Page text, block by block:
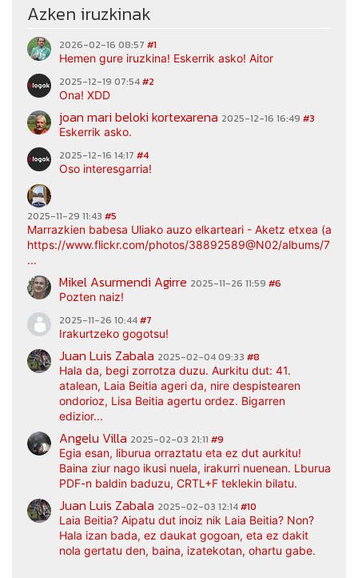
Azken iruzkinak
2026-02-16 08:57 #1
Hemen gure iruzkina! Eskerrik asko! Aitor
2025-12-19 07:54#2
Ona! XDD
joan mari beloki kortexarena 2025-12-16 16:49 #3
Eskerrik asko.
2025-12-16 14:17 #4
Oso interesgarria!
2025-11-29 11:43 #5
Marrazkien babesa Uliako auzo elkarteari - Aketz etxea
https://www.flickr.com/photos/38892589@N02/albums/
...
Mikel Asurmendi Agirre 2025-11-26 11:59 #6
Pozten naiz!
2025-11-26 10:44#7
Irakurtzeko gogotsu!
Juan Luis Zabala 2025-02-04 09:33 #8
Hala da, begi zorrotza duzu. Aurkitu dut: 41.
atalean, Laia Beitia ageri da, nire despistearen
ondorioz, Lisa Beitia agertu ordez. Bigarren
edizior...
Angelu Villa 2025-02-03 21:11 #9
Egia esan, liburua orraztatu eta ez dut aurkitu!
Baina ziur nago ikusi nuela, irakurri nuenean. Lburua
PDF-n baldin baduzu, CRTL+F teklekin bilatu.
Juan Luis Zabala 2025-02-03 12:14#10
Laia Beitia? Aipatu dut inoiz nik Laia Beitia? Non?
Hala izan bada, ez daukat gogoan, eta ez dakit
nola gertatu den, baina, izatekotan, ohartu gabe.